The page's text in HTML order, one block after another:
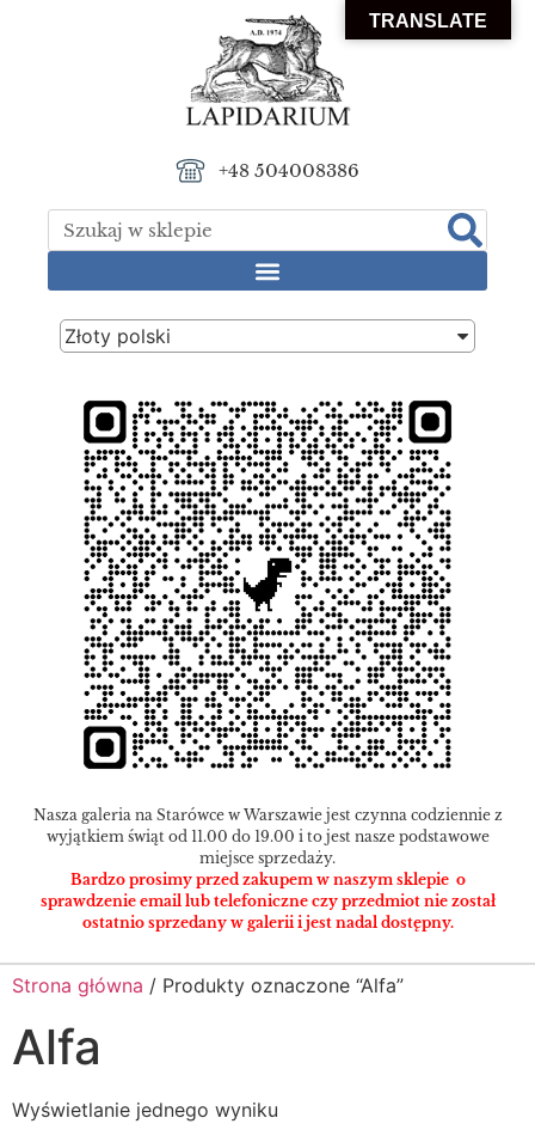
+48 504008386
Złoty polski
Nasza galeria na Starówce w Warszawie jest czynna codziennie z
wyjątkiem świąt od 11.00 do 19.00 i to jest nasze podstawowe
miejsce sprzedaży.
Bardzo prosimy przed zakupem w naszym sklepie o
sprawdzenie email lub telefoniczne czy przedmiot nie został
ostatnio sprzedany w galerii i jest nadal dostępny.
Strona główna / Produkty oznaczone “Alfa”
Alfa
Wyświetlanie jednego wyniku
TRANSLATE